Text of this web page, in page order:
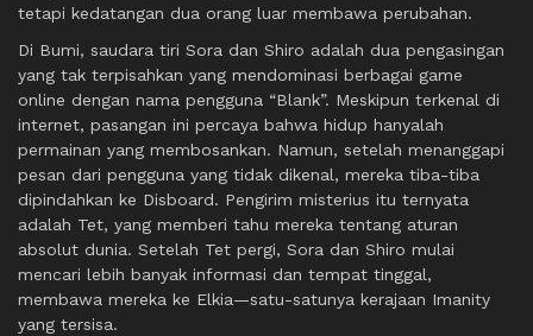
tetapi kedatangan dua orang luar membawa perubahan.
Di Bumi, saudara tiri Sora dan Shiro adalah dua pengasingan
yang tak terpisahkan yang mendominasi berbagai game
online dengan nama pengguna “Blank”. Meskipun terkenal di
internet, pasangan ini percaya bahwa hidup hanyalah
permainan yang membosankan. Namun, setelah menanggapi
pesan dari pengguna yang tidak dikenal, mereka tiba-tiba
dipindahkan ke Disboard. Pengirim misterius itu ternyata
adalah Tet, yang memberi tahu mereka tentang aturan
absolut dunia. Setelah Tet pergi, Sora dan Shiro mulai
mencari lebih banyak informasi dan tempat tinggal,
membawa mereka ke Elkia—satu-satunya kerajaan Imanity
yang tersisa.